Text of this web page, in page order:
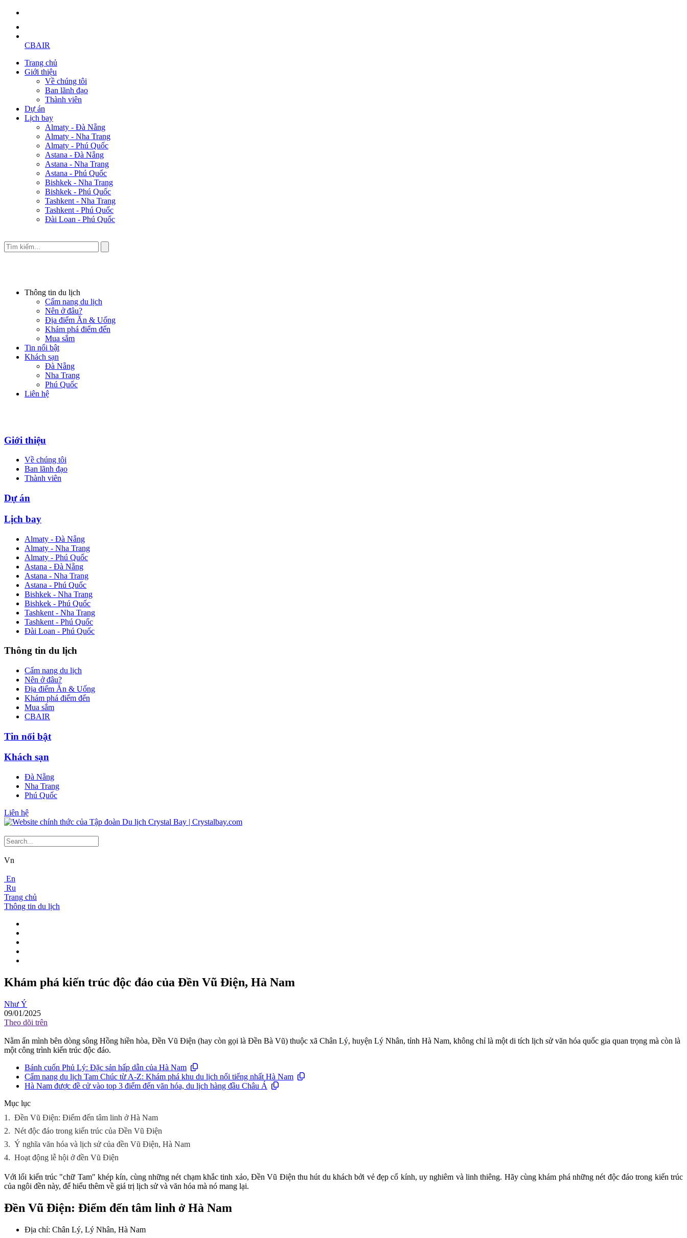
CBAIR
Trang chủ
Giới thiệu
Về chúng tôi
Ban lãnh đạo
Thành viên
Dự án
Lịch bay
Almaty - Đà Nẵng
Almaty - Nha Trang
Almaty - Phú Quốc
Astana - Đà Nẵng
Astana - Nha Trang
Astana - Phú Quốc
Bishkek - Nha Trang
Bishkek - Phú Quốc
Tashkent - Nha Trang
Tashkent - Phú Quốc
Đài Loan - Phú Quốc
Thông tin du lịch
Cẩm nang du lịch
Nên ở đâu?
Địa điểm Ăn & Uống
Khám phá điểm đến
Mua sắm
Tin nổi bật
Khách sạn
Đà Nẵng
Nha Trang
Phú Quốc
Liên hệ
Giới thiệu
Về chúng tôi
Ban lãnh đạo
Thành viên
Dự án
Lịch bay
Almaty - Đà Nẵng
Almaty - Nha Trang
Almaty - Phú Quốc
Astana - Đà Nẵng
Astana - Nha Trang
Astana - Phú Quốc
Bishkek - Nha Trang
Bishkek - Phú Quốc
Tashkent - Nha Trang
Tashkent - Phú Quốc
Đài Loan - Phú Quốc
Thông tin du lịch
Cẩm nang du lịch
Nên ở đâu?
Địa điểm Ăn & Uống
Khám phá điểm đến
Mua sắm
CBAIR
Tin nổi bật
Khách sạn
Đà Nẵng
Nha Trang
Phú Quốc
Liên hệ
Vn
En
Ru
Trang chủ
Thông tin du lịch
Khám phá kiến trúc độc đáo của Đền Vũ Điện, Hà Nam
Như Ý
09/01/2025
Theo dõi trên
Nằm ẩn mình bên dòng sông Hồng hiền hòa, Đền Vũ Điện (hay còn gọi là Đền Bà Vũ) thuộc xã Chân Lý, huyện Lý Nhân, tỉnh Hà Nam, không chỉ là một di tích lịch sử văn hóa quốc gia quan trọng mà còn là
một công trình kiến trúc độc đáo.
Bánh cuốn Phủ Lý: Đặc sản hấp dẫn của Hà Nam
Cẩm nang du lịch Tam Chúc từ A-Z: Khám phá khu du lịch nổi tiếng nhất Hà Nam
Hà Nam được đề cử vào top 3 điểm đến văn hóa, du lịch hàng đầu Châu Á
Mục lục
1. Đền Vũ Điện: Điểm đến tâm linh ở Hà Nam
2. Nét độc đáo trong kiến trúc của Đền Vũ Điện
3. Ý nghĩa văn hóa và lịch sử của đền Vũ Điện, Hà Nam
4. Hoạt động lễ hội ở đền Vũ Điện
Với lối kiến trúc "chữ Tam" khép kín, cùng những nét chạm khắc tinh xảo, Đền Vũ Điện thu hút du khách bởi vẻ đẹp cổ kính, uy nghiêm và linh thiêng. Hãy cùng khám phá những nét độc đáo trong kiến trúc
của ngôi đền này, để hiểu thêm về giá trị lịch sử và văn hóa mà nó mang lại.
Đền Vũ Điện: Điểm đến tâm linh ở Hà Nam
Địa chỉ: Chân Lý, Lý Nhân, Hà Nam